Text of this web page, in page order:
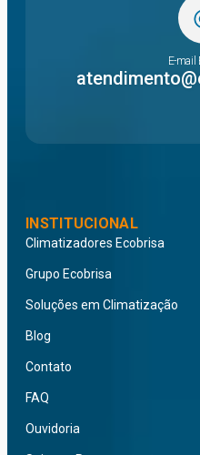
E-mail
INSTITUCIONAL
Climatizadores Ecobrisa
Grupo Ecobrisa
Soluções em Climatização
Blog
Contato
FAQ
Ouvidoria